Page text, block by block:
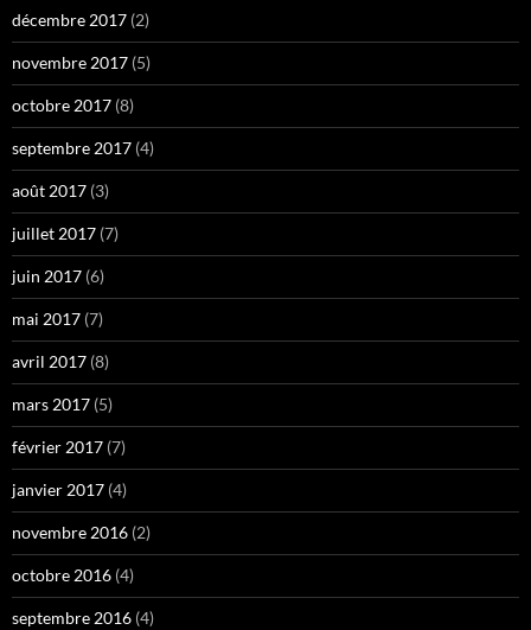
décembre 2017 (2)
novembre 2017 (5)
octobre 2017 (8)
septembre 2017 (4)
août 2017 (3)
juillet 2017 (7)
juin 2017 (6)
mai 2017 (7)
avril 2017 (8)
mars 2017 (5)
février 2017 (7)
janvier 2017 (4)
novembre 2016 (2)
octobre 2016 (4)
septembre 2016 (4)